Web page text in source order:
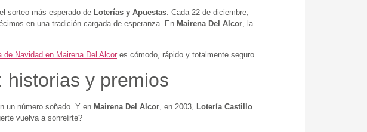
sorteo más esperado de Loterías y Apuestas . Cada 22 de diciembre,
en una tradición cargada de esperanza. En Mairena Del Alcor , la
de Navidad en Mairena Del Alcor es cómodo, rápido y totalmente seguro.
historias y premios
un número soñado. Y en Mairena Del Alcor, en 2003, Lotería Castillo
vuelva a sonreírte?